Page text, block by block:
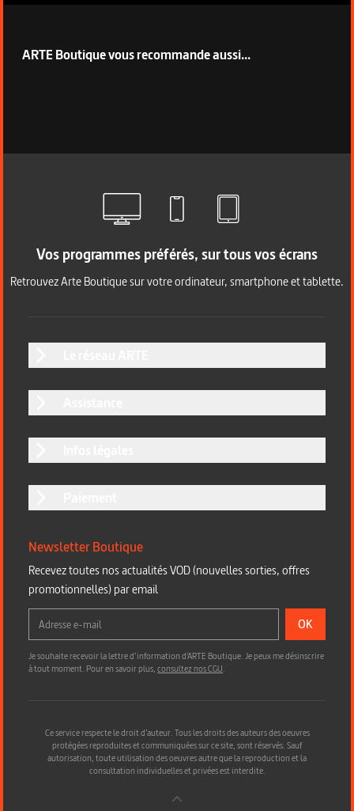
ARTE Boutique vous recommande aussi...
Vos programmes préférés, sur tous vos écrans
Retrouvez Arte Boutique sur votre ordinateur, smartphone et tablette.
Newsletter Boutique
Recevez toutes nos actualités VOD (nouvelles sorties, offres
promotionnelles) par email
OK
Je souhaite recevoir la lettre d’information d'ARTE Boutique. Je peux me désinscrire
à tout moment. Pour en savoir plus,consultez nos CGU.
Ce service respecte le droit d’auteur. Tous les droits des auteurs des oeuvres
protégées reproduites et communiquées sur ce site, sont réservés. Sauf
autorisation, toute utilisation des oeuvres autre que la reproduction et la
consultation individuelles et privées est interdite.